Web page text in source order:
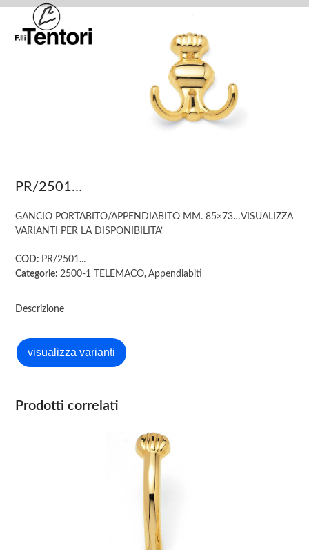
Skip
content
Open
mobile
Close
mobile
PR/2501…
GANCIO PORTABITO/APPENDIABITO MM. 85×73…VISUALIZZA
VARIANTI PER LA DISPONIBILITA’
COD: PR/2501...
Categorie:2500-1 TELEMACO,Appendiabiti
Descrizione
Prodotti correlati